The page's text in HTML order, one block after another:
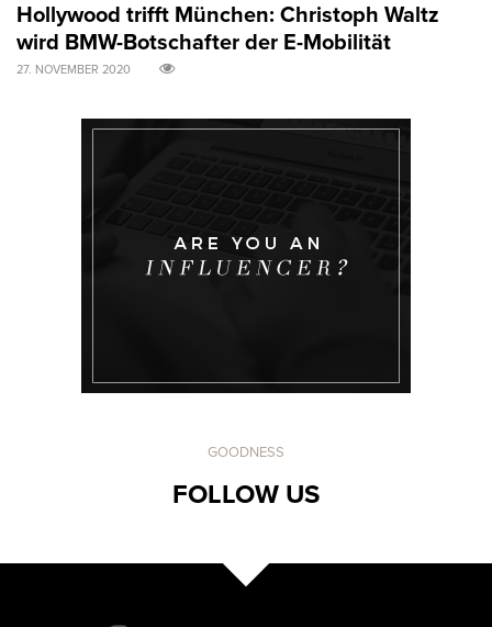
Hollywood trifft München: Christoph Waltz
wird BMW-Botschafter der E-Mobilität
27. NOVEMBER 2020
GOODNESS
FOLLOW US